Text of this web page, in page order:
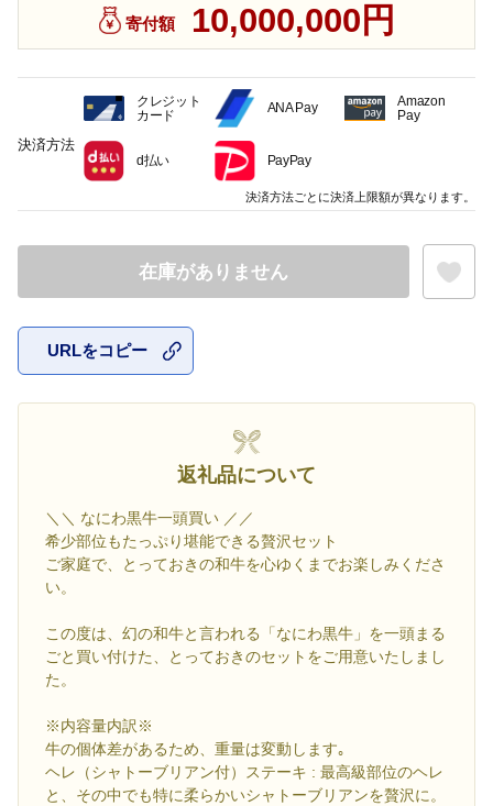
寄付額 10,000,000円
在庫がありません
URLをコピー
返礼品について
＼＼ なにわ黒牛一頭買い ／／
希少部位もたっぷり堪能できる贅沢セット
ご家庭で、とっておきの和牛を心ゆくまでお楽しみくださ
い。
この度は、幻の和牛と言われる「なにわ黒牛」を一頭まる
ごと買い付けた、とっておきのセットをご用意いたしまし
た。
※内容量内訳※
牛の個体差があるため、重量は変動します｡
ヘレ（シャトーブリアン付）ステーキ : 最高級部位のヘレ
と、その中でも特に柔らかいシャトーブリアンを贅沢に。
決済方法
クレジット
カード
ANA Pay
Amazon
Pay
d払い PayPay
決済方法ごとに決済上限額が異なります。